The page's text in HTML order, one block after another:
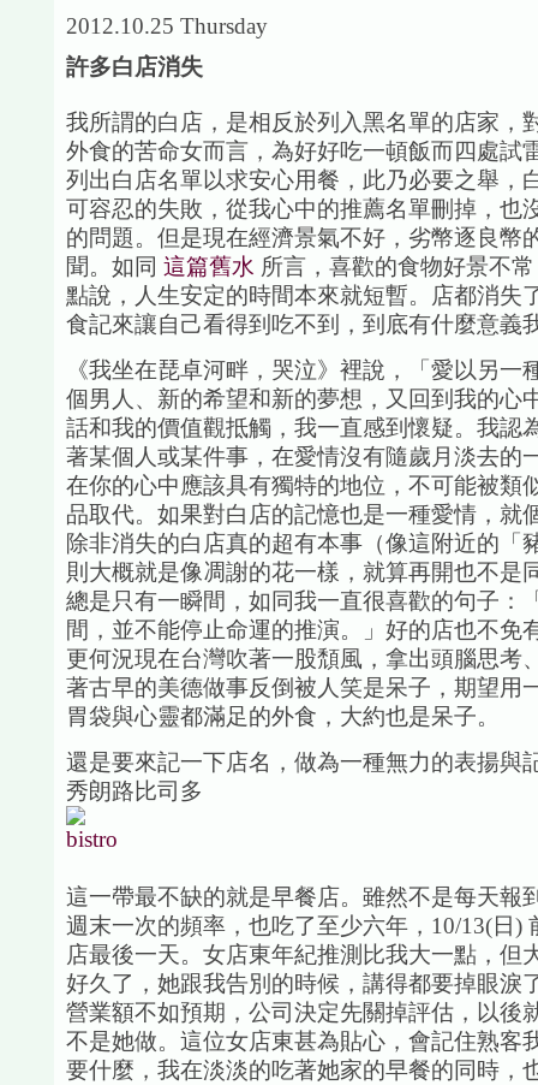
2012.10.25 Thursday
許多白店消失
我所謂的白店，是相反於列入黑名單的店家，
外食的苦命女而言，為好好吃一頓飯而四處試
列出白店名單以求安心用餐，此乃必要之舉，
可容忍的失敗，從我心中的推薦名單刪掉，也
的問題。但是現在經濟景氣不好，劣幣逐良幣
聞。如同 這篇舊水 所言，喜歡的食物好景不
點說，人生安定的時間本來就短暫。店都消失
食記來讓自己看得到吃不到，到底有什麼意義
《我坐在琵卓河畔，哭泣》裡說，「愛以另一
個男人、新的希望和新的夢想，又回到我的心
話和我的價值觀抵觸，我一直感到懷疑。我認
著某個人或某件事，在愛情沒有隨歲月淡去的
在你的心中應該具有獨特的地位，不可能被類
品取代。如果對白店的記憶也是一種愛情，就
除非消失的白店真的超有本事（像這附近的「
則大概就是像凋謝的花一樣，就算再開也不是
總是只有一瞬間，如同我一直很喜歡的句子：
間，並不能停止命運的推演。」好的店也不免
更何況現在台灣吹著一股頹風，拿出頭腦思考
著古早的美德做事反倒被人笑是呆子，期望用
胃袋與心靈都滿足的外食，大約也是呆子。
還是要來記一下店名，做為一種無力的表揚與
秀朗路比司多
這一帶最不缺的就是早餐店。雖然不是每天報
週末一次的頻率，也吃了至少六年，10/13(日)
店最後一天。女店東年紀推測比我大一點，但
好久了，她跟我告別的時候，講得都要掉眼淚
營業額不如預期，公司決定先關掉評估，以後
不是她做。這位女店東甚為貼心，會記住熟客
要什麼，我在淡淡的吃著她家的早餐的同時，